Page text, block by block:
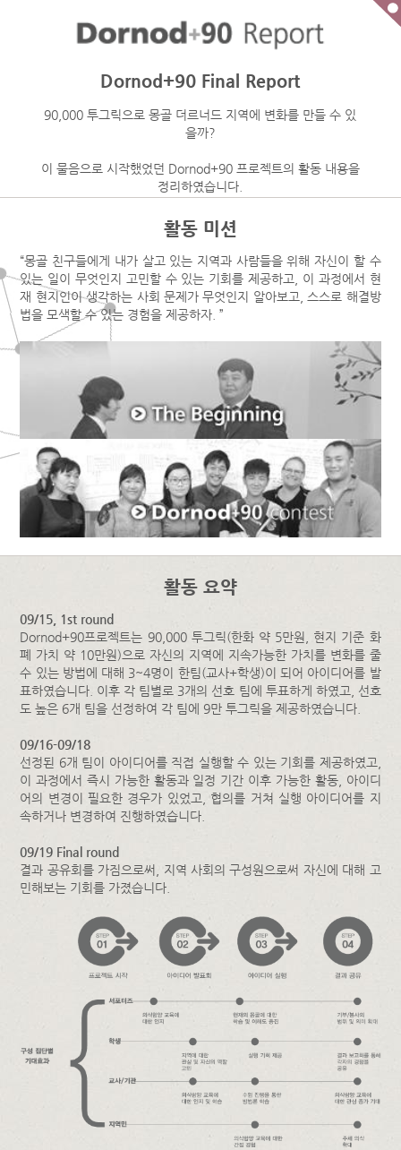
Dornod+90 Final Report
90,000 투그릭으로 몽골 더르너드 지역에 변화를 만들 수 있
을까?
이 물음으로 시작했었던 Dornod+90 프로젝트의 활동 내용을
정리하였습니다.
활동 미션
“몽골 친구들에게 내가 살고 있는 지역과 사람들을 위해 자신이 할 수
있는 일이 무엇인지 고민할 수 있는 기회를 제공하고, 이 과정에서 현
재 현지인이 생각하는 사회 문제가 무엇인지 알아보고, 스스로 해결방
법을 모색할 수 있는 경험을 제공하자. ”
활동 요약
09/15, 1st round
Dornod+90프로젝트는 90,000 투그릭(한화 약 5만원, 현지 기준 화
폐 가치 약 10만원)으로 자신의 지역에 지속가능한 가치를 변화를 줄
수 있는 방법에 대해 3~4명이 한팀(교사+학생)이 되어 아이디어를 발
표하였습니다. 이후 각 팀별로 3개의 선호 팀에 투표하게 하였고, 선호
도 높은 6개 팀을 선정하여 각 팀에 9만 투그릭을 제공하였습니다.
09/16-09/18
선정된 6개 팀이 아이디어를 직접 실행할 수 있는 기회를 제공하였고,
이 과정에서 즉시 가능한 활동과 일정 기간 이후 가능한 활동, 아이디
어의 변경이 필요한 경우가 있었고, 협의를 거쳐 실행 아이디어를 지
속하거나 변경하여 진행하였습니다.
09/19 Final round
결과 공유회를 가짐으로써, 지역 사회의 구성원으로써 자신에 대해 고
민해보는 기회를 가졌습니다.